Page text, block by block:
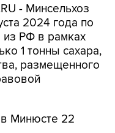
- Минсельхоз
2024 года по
РФ в рамках
1 тонны сахара,
размещенного
Минюсте 22